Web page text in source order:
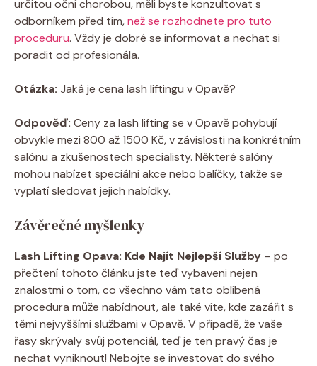
určitou oční chorobou, měli byste konzultovat s
odborníkem před tím,než se rozhodnete pro tuto
proceduru. Vždy je dobré se informovat a nechat si
poradit od profesionála.
Otázka: Jaká je cena lash liftingu v Opavě?
Odpověď: Ceny za lash lifting se v Opavě pohybují
obvykle mezi 800 až 1500 Kč, v závislosti na konkrétním
salónu a zkušenostech specialisty. Některé salóny
mohou nabízet speciální akce nebo balíčky, takže se
vyplatí sledovat jejich nabídky.
Závěrečné myšlenky
Lash Lifting Opava: Kde Najít Nejlepší Služby – po
přečtení tohoto článku jste teď vybaveni nejen
znalostmi o tom, co všechno vám tato oblíbená
procedura může nabídnout, ale také víte, kde zazářit s
těmi nejvyššími službami v Opavě. V případě, že vaše
řasy skrývaly svůj potenciál, teď je ten pravý čas je
nechat vyniknout! Nebojte se investovat do svého